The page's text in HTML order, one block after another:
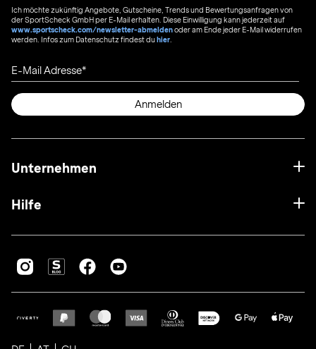
Ich möchte zukünftig Angebote, Gutscheine, Trends und Bewertungsanfragen von
der SportScheck GmbH per E-Mail erhalten. Diese Einwilligung kann jederzeit auf
www.sportscheck.com/newsletter-abmeldenoder am Ende jeder E-Mail widerrufen
werden. Infos zum Datenschutz findest duhier
E-Mail Adresse
Anmelden
Unternehmen
Hilfe